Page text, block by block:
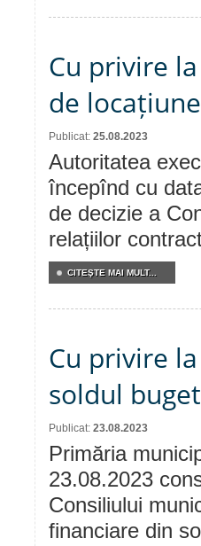
Cu privire
de
Publicat: 25.08.2023
Autoritatea
începînd cu
de decizie a
relațiilor
CITEŞTE MAI MULT...
Cu privire
soldul
Publicat: 23.08.2023
Primăria
23.08.2023
Consiliului
financiare din